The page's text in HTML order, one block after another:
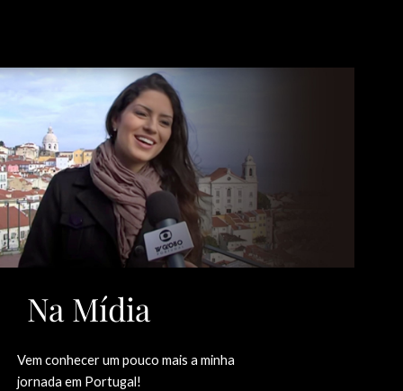
Na Mídia
Vem conhecer um pouco mais a minha
jornada em Portugal!